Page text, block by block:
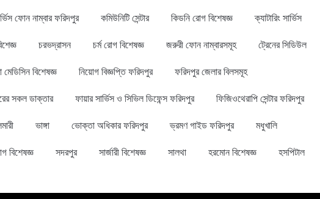
ফোন নাম্বার ফরিদপুর কমিউনিটি সেন্টার কিডনি রোগ বিশেষজ্ঞ ক্যাটারিং সার্ভিস
চরভদ্রাসন চর্ম রোগ বিশেষজ্ঞ জরুরী ফোন নাম্বারসমূহ ট্রেনের সিডিউল
মেডিসিন বিশেষজ্ঞ নিয়োগ বিজ্ঞপ্তি ফরিদপুর ফরিদপুর জেলার বিলসমূহ
সকল ডাক্তার ফায়ার সার্ভিস ও সিভিল ডিফেন্স ফরিদপুর ফিজিওথেরাপি সেন্টার ফরিদপুর
ভাঙ্গা ভোক্তা অধিকার ফরিদপুর ভ্রমণ গাইড ফরিদপুর মধুখালি
বিশেষজ্ঞ সদরপুর সার্জারী বিশেষজ্ঞ সালথা হরমোন বিশেষজ্ঞ হসপিটাল